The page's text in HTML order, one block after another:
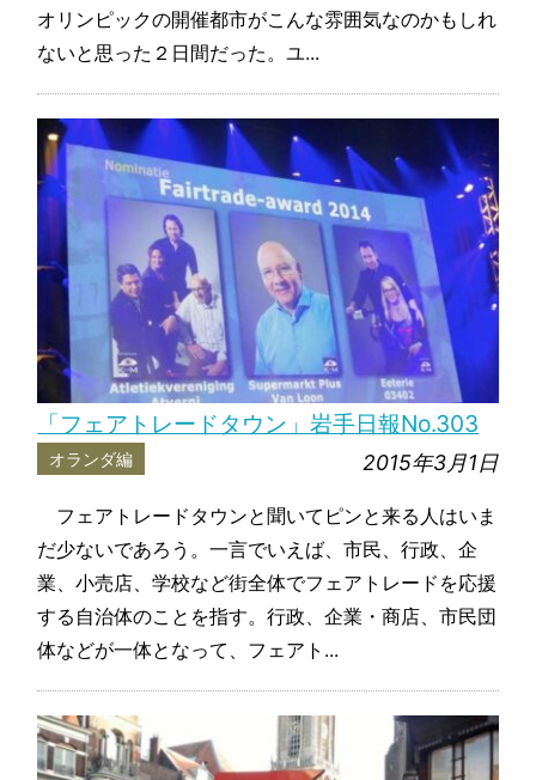
オリンピックの開催都市がこんな雰囲気なのかもしれ
ないと思った２日間だった。ユ...
「フェアトレードタウン」岩手日報No.303
オランダ編 2015年3月1日
フェアトレードタウンと聞いてピンと来る人はいま
だ少ないであろう。一言でいえば、市民、行政、企
業、小売店、学校など街全体でフェアトレードを応援
する自治体のことを指す。行政、企業・商店、市民団
体などが一体となって、フェアト...